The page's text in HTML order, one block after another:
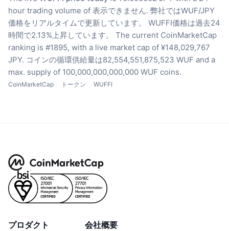
hour trading volume of 表示できません. 弊社ではWUF/JPY
価格をリアルタイムで更新しています。
WUFFI価格は過去24
時間で2.13%上昇しています。
The current CoinMarketCap
ranking is #1895, with a live market cap of ¥148,029,767
JPY. コインの循環供給量は82,554,551,875,523 WUF and a
max. supply of 100,000,000,000,000 WUF coins.
CoinMarketCap トークン WUFFI
プロダクト 会社概要